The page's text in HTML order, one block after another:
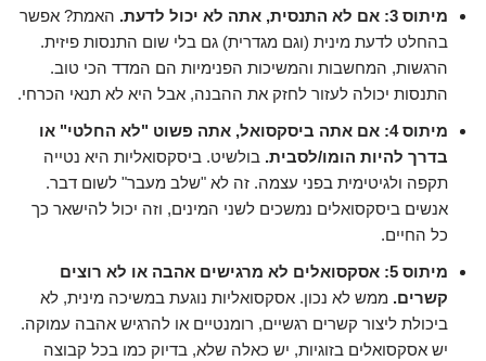
מיתוס 3: אם לא התנסית, אתה לא יכול לדעת.
האמת? אפשר
בהחלט לדעת מינית (וגם מגדרית) גם בלי שום התנסות פיזית.
הרגשות, המחשבות והמשיכות הפנימיות הם המדד הכי טוב.
התנסות יכולה לעזור לחזק את ההבנה, אבל היא לא תנאי הכרחי.
מיתוס 4: אם אתה ביסקסואל, אתה פשוט "לא החלטי" או
בדרך להיות הומו/לסבית. בולשיט. ביסקסואליות היא נטייה
תקפה ולגיטימית בפני עצמה. זה לא "שלב מעבר" לשום דבר.
אנשים ביסקסואלים נמשכים לשני המינים, וזה יכול להישאר כך
כל החיים.
מיתוס 5: אסקסואלים לא מרגישים אהבה או לא רוצים
קשרים. ממש לא נכון. אסקסואליות נוגעת במשיכה מינית, לא
ביכולת ליצור קשרים רגשיים, רומנטיים או להרגיש אהבה עמוקה.
יש אסקסואלים בזוגיות, יש כאלה שלא, בדיוק כמו בכל קבוצה